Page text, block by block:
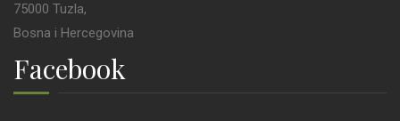
75000 Tuzla,
Bosna i Hercegovina
Facebook